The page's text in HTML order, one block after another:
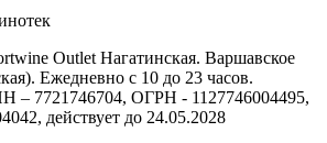
Outlet Нагатинская. Варшавское
Ежедневно с 10 до 23 часов.
7721746704, ОГРН - 1127746004495,
действует до 24.05.2028